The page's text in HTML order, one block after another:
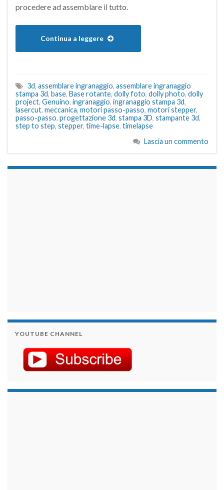
procedere ad assemblare il tutto.
Continua a leggere
3d, assemblare ingranaggio, assemblare ingranaggio
stampa 3d, base, Base rotante, dolly foto, dolly photo, dolly
project, Genuino, ingranaggio, ingranaggio stampa 3d,
lasercut, meccanica, motori passo-passo, motori stepper,
passo-passo, progettazione 3d, stampa 3D, stampante 3d,
step to step, stepper, time-lapse, timelapse
Lascia un commento
YOUTUBE CHANNEL